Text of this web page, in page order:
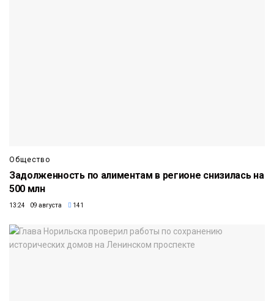
Общество
Задолженность по алиментам в регионе снизилась на
500 млн
13:24 09 августа 141